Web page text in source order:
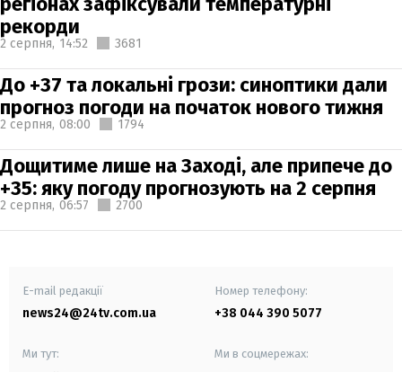
рекорди
2 серпня, 14:52 3681
До +37 та локальні грози: синоптики дали
прогноз погоди на початок нового тижня
2 серпня, 08:00 1794
Дощитиме лише на Заході, але припече до
+35: яку погоду прогнозують на 2 серпня
2 серпня, 06:57 2700
E-mail редакції
news24@24tv.com.ua
Номер телефону:
+38 044 390 5077
Ми тут: Ми в соцмережах: